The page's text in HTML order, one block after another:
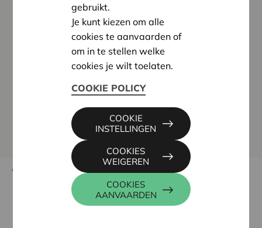
Een vzw of een feitelijke vereniging
De vereniging is Belgisch is en realiseert
projecten in België
De vereniging kreeg nog geen steun of het is
Voorbeeld:kreeg je vereniging in 2016 steun,
dan kun je in 2019 opnieuw steun vragen voor
een nieuw project.
Wat zijn de voorwaarden?
Het project past in een van de
ambities van
gebruikt.
Je kunt kiezen om alle
cookies te aanvaarden of
om in te stellen welke
cookies je wilt toelaten.
COOKIE POLICY
COOKIES
AANVAARDEN
COOKIES
WEIGEREN
COOKIE
INSTELLINGEN